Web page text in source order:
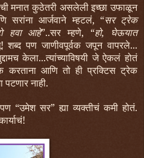
मनात कुठेतरी असलेली इच्छा उफाळून
सरांना आर्जवाने म्हटलं, “सर ट्रेक
हवा आहे”..सर म्हणे, “हो, घेऊयात
पण जाणीवपूर्वक जपून वापरले...
केला...त्यांच्याविषयी जे ऐकलं होतं
आणि तो ही प्रक्टिस ट्रेक
नाही.
“उमेश सर” ह्या व्यक्तीचं कमी होतं.